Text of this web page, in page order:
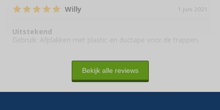
Willy 1 juni 2021
Uitstekend
Gebruik: Afplakken met plastic en ductape voor de trappen.
Bekijk alle reviews